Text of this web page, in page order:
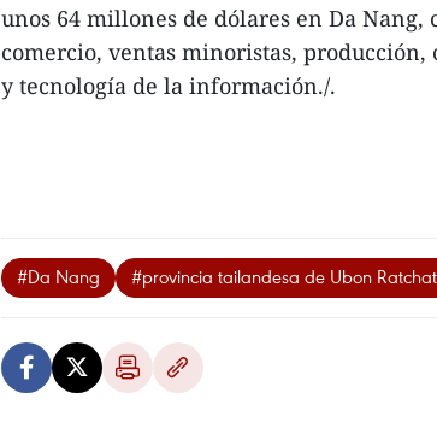
unos 64 millones de dólares en Da Nang,
comercio, ventas minoristas,
y tecnología de la información./.
#Da Nang #provincia tailandesa de Ubon